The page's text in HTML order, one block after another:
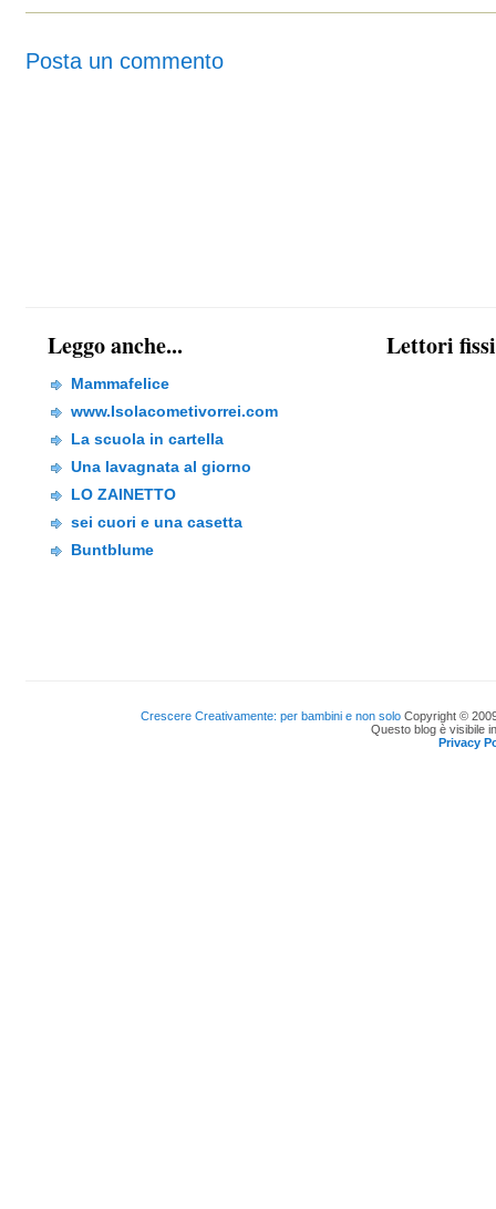
Posta un commento
Leggo anche...
Mammafelice
www.Isolacometivorrei.com
La scuola in cartella
Una lavagnata al giorno
LO ZAINETTO
sei cuori e una casetta
Buntblume
Lettori fissi
Crescere Creativamente: per bambini e non solo Copyright ©
Questo blog è visibile
Privacy